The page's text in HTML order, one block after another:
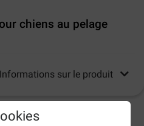
chiens au pelage
Informations sur le produit
estimés, sauf indication contraire.